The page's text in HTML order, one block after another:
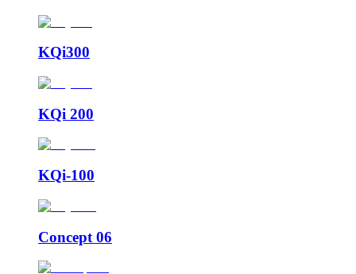
KQi300
KQi 200
KQi-100
Concept 06